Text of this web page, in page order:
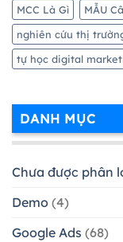
MCC Là Gì
MẪU
nghiên cứu thị
tự học digital
DANH MỤC
Chưa được phân
Demo (4)
Google Ads (68)